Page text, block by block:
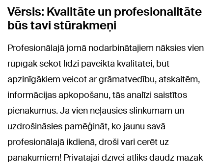
Vērsis: Kvalitāte un profesionalitāte
būs tavi stūrakmeņi
Profesionālajā jomā nodarbinātajiem nāksies vien
rūpīgāk sekot līdzi paveiktā kvalitātei, būt
apzinīgākiem veicot ar grāmatvedību, atskaitēm,
informācijas apkopošanu, tās analīzi saistītos
pienākumus. Ja vien neļausies slinkumam un
uzdrošināsies pamēģināt, ko jaunu savā
profesionālajā ikdienā, droši vari cerēt uz
panākumiem! Privātajai dzīvei atliks daudz mazāk